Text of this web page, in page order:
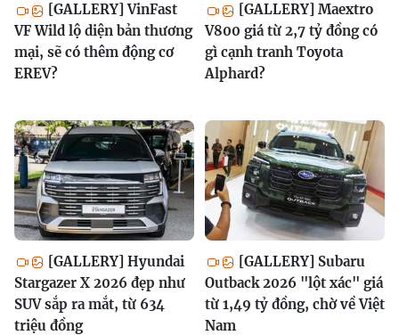
[GALLERY] VinFast
VF Wild lộ diện bản thương
mại, sẽ có thêm động cơ
EREV?
[GALLERY] Maextro
V800 giá từ 2,7 tỷ đồng có
gì cạnh tranh Toyota
Alphard?
[GALLERY] Hyundai
Stargazer X 2026 đẹp như
SUV sắp ra mắt, từ 634
triệu đồng
[GALLERY] Subaru
Outback 2026 "lột xác" giá
từ 1,49 tỷ đồng, chờ về Việt
Nam